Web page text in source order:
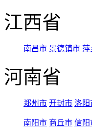
江西省
南昌市 景德镇市 萍
河南省
郑州市 开封市 洛阳
南阳市 商丘市 信阳